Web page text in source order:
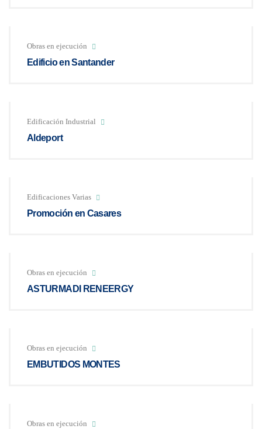
Obras en ejecución
Edificio en Santander
Edificación Industrial
Aldeport
Edificaciones Varias
Promoción en Casares
Obras en ejecución
ASTURMADI RENEERGY
Obras en ejecución
EMBUTIDOS MONTES
Obras en ejecución